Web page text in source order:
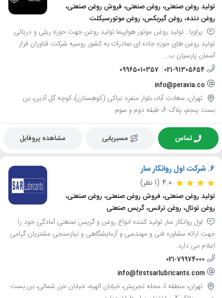
تولید روغن صنعتی، روغن صنعتی، فروش روغن صنعتی،
روغن دنده، روغن گیربکس، روغن موتورسیکلت
پراویا : تولید روغن موتور هواپیما تولید روغن جهت حوزه ریلی و دریائی
تولید روغن های حوزه جاده ای صادرات به کشور روسیه شرکت فناوران فراز
آسمان پارسیان ب...
021-91305654
09965010357
info@peravia.co
تهران، سعادت آباد، بلوار منفرد نیاکی (کوهستان)، کوچه گل آذین، بن
بست پنجم، پلاک 6، طبقه دوم و سوم
تماس مسیریابی مشاهده پروفایل
6. شرکت اول روانکار سار
4.0 (1 نظر)
تولید روغن صنعتی، فروش روغن صنعتی، روغن صنعتی،
روغن توتال، روغن ترانس، گریس صنعتی
اول روانکار سار تولید کننده انواع روغن و گریس صنعتی آمادگی خود را
جهت ارائه مشاوره فنی و مهندسی و آزمایشگاهی و نیازسنجی مشتریان گرامی
اعلام می دارد.
021-79974000
info@firstsarlubricants.com
تهران، منطقه 1، محله تجریش، خیابان الهیه، خیابان خزر شمالی، بن بست